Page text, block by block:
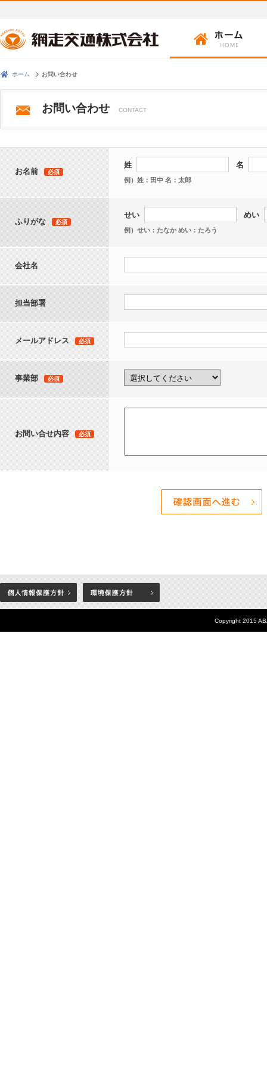
ホーム お問い合わせ
お問い合わせ CONTACT
お名前 必須
姓 名
例）姓：田中 名：太郎
ふりがな 必須
せい めい
例）せい：たなか めい：たろう
会社名
担当部署
メールアドレス 必須
事業部 必須
お問い合せ内容 必須
Copyright 2015